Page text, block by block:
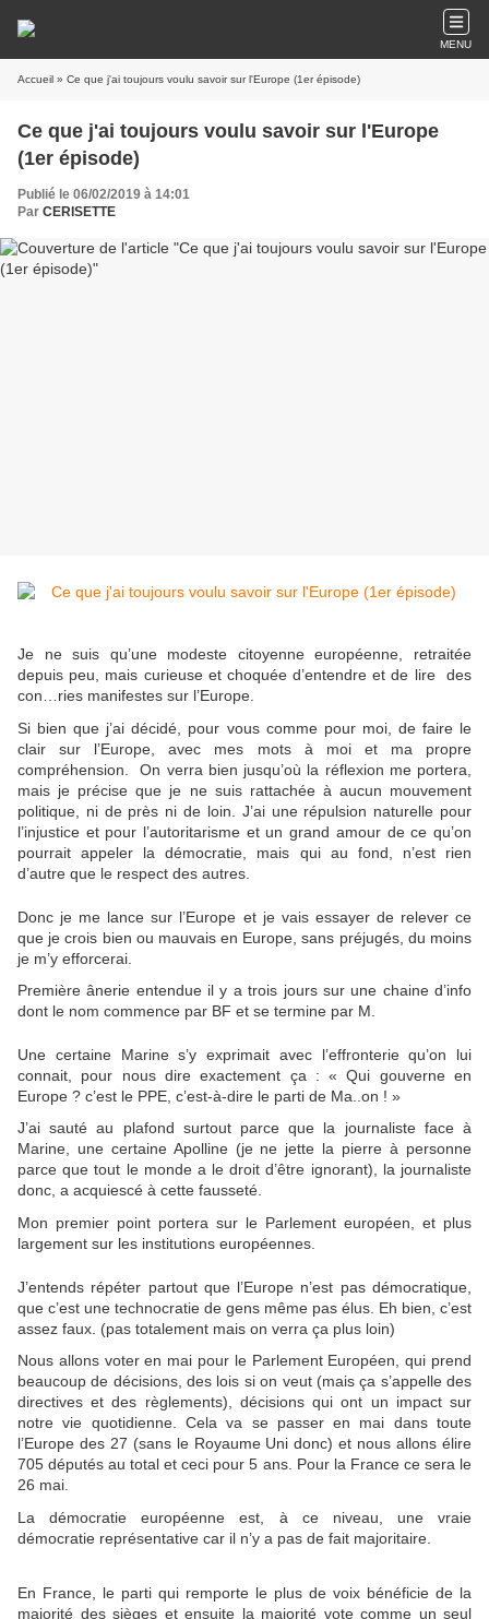
MENU
Accueil » Ce que j'ai toujours voulu savoir sur l'Europe (1er épisode)
Ce que j'ai toujours voulu savoir sur l'Europe
(1er épisode)
Publié le 06/02/2019 à 14:01
Par CERISETTE
Je ne suis qu’une modeste citoyenne européenne, retraitée
depuis peu, mais curieuse et choquée d’entendre et de lire des
con…ries manifestes sur l’Europe.
Si bien que j’ai décidé, pour vous comme pour moi, de faire le
clair sur l’Europe, avec mes mots à moi et ma propre
compréhension. On verra bien jusqu’où la réflexion me portera,
mais je précise que je ne suis rattachée à aucun mouvement
politique, ni de près ni de loin. J’ai une répulsion naturelle pour
l’injustice et pour l’autoritarisme et un grand amour de ce qu’on
pourrait appeler la démocratie, mais qui au fond, n’est rien
d’autre que le respect des autres.
Donc je me lance sur l’Europe et je vais essayer de relever ce
que je crois bien ou mauvais en Europe, sans préjugés, du moins
je m’y efforcerai.
Première ânerie entendue il y a trois jours sur une chaine d’info
dont le nom commence par BF et se termine par M.
Une certaine Marine s’y exprimait avec l’effronterie qu’on lui
connait, pour nous dire exactement ça : « Qui gouverne en
Europe ? c’est le PPE, c’est-à-dire le parti de Ma..on ! »
J’ai sauté au plafond surtout parce que la journaliste face à
Marine, une certaine Apolline (je ne jette la pierre à personne
parce que tout le monde a le droit d’être ignorant), la journaliste
donc, a acquiescé à cette fausseté.
Mon premier point portera sur le Parlement européen, et plus
largement sur les institutions européennes.
J’entends répéter partout que l’Europe n’est pas démocratique,
que c’est une technocratie de gens même pas élus. Eh bien, c’est
assez faux. (pas totalement mais on verra ça plus loin)
Nous allons voter en mai pour le Parlement Européen, qui prend
beaucoup de décisions, des lois si on veut (mais ça s’appelle des
directives et des règlements), décisions qui ont un impact sur
notre vie quotidienne. Cela va se passer en mai dans toute
l’Europe des 27 (sans le Royaume Uni donc) et nous allons élire
705 députés au total et ceci pour 5 ans. Pour la France ce sera le
26 mai.
La démocratie européenne est, à ce niveau, une vraie
démocratie représentative car il n’y a pas de fait majoritaire.
En France, le parti qui remporte le plus de voix bénéficie de la
majorité des sièges et ensuite la majorité vote comme un seul